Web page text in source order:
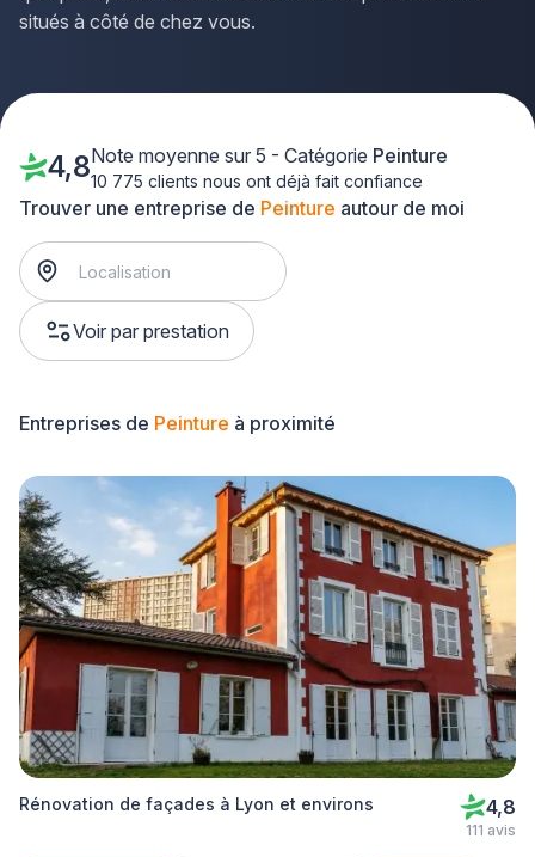
situés à côté de chez vous.
Trouver une entreprise de Peinture autour de moi
Voir par prestation
4,8Note moyenne sur 5 - Catégorie Peinture
10 775 clients nous ont déjà fait confiance
Entreprises de Peinture à proximité
Rénovation de façades à Lyon et environs 4,8
111 avis